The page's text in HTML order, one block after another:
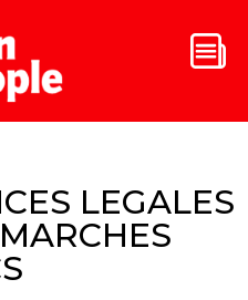
LEGALES